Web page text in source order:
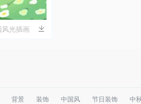
光插画
背景 装饰 中国风 节日装饰 中